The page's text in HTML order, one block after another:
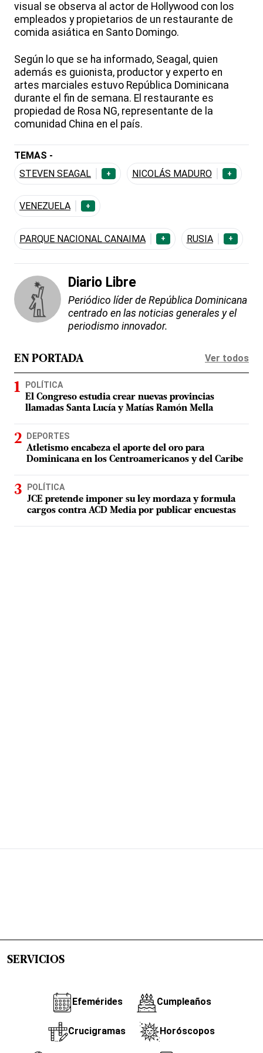
visual se observa al actor de Hollywood con los
empleados y propietarios de un restaurante de
comida asiática en Santo Domingo.
Según lo que se ha informado, Seagal, quien
además es guionista, productor y experto en
artes marciales estuvo República Dominicana
durante el fin de semana. El restaurante es
propiedad de Rosa NG, representante de la
comunidad China en el país.
TEMAS -
STEVEN SEAGAL
+ NICOLÁS MADURO +
VENEZUELA +
PARQUE NACIONAL CANAIMA + RUSIA +
Diario Libre
Periódico líder de República Dominicana
centrado en las noticias generales y el
periodismo innovador.
EN PORTADA Ver todos
POLÍTICA
El Congreso estudia crear nuevas provincias
llamadas Santa Lucía y Matías Ramón Mella
DEPORTES
Atletismo encabeza el aporte del oro para
Dominicana en los Centroamericanos y del Caribe
POLÍTICA
JCE pretende imponer su ley mordaza y formula
cargos contra ACD Media por publicar encuestas
SERVICIOS
Efemérides Cumpleaños
Crucigramas Horóscopos